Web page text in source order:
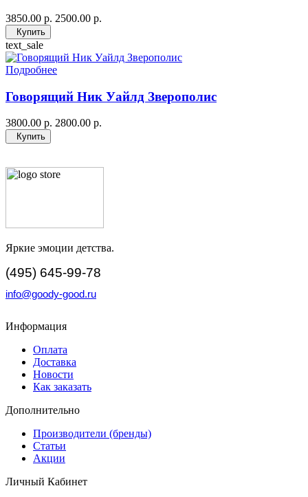
3850.00 р. 2500.00 р.
Купить
text_sale
Подробнее
Говорящий Ник Уайлд Зверополис
3800.00 р. 2800.00 р.
Купить
Яркие эмоции детства.
(495) 645-99-78
info@goody-good.ru
Информация
Оплата
Доставка
Новости
Как заказать
Дополнительно
Производители (бренды)
Статьи
Акции
Личный Кабинет